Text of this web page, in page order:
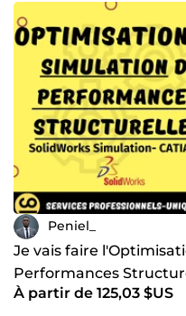
Peniel_
Je vais faire
Performances
SOLIDWORKS
À partir de 125,03 $US